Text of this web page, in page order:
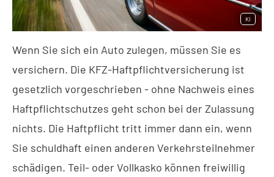
KI
Wenn Sie sich ein Auto zulegen, müssen Sie es
ver­sichern. Die KFZ-Haft­pflichtversicherung ist
gesetzlich vorgeschrieben - ohne Nachweis eines
Haft­pflichtschutzes geht schon bei der Zulassung
nichts. Die Haft­pflicht tritt immer dann ein, wenn
Sie schuldhaft einen anderen Verkehrsteilnehmer
schädigen. Teil- oder Vollkasko können freiwillig